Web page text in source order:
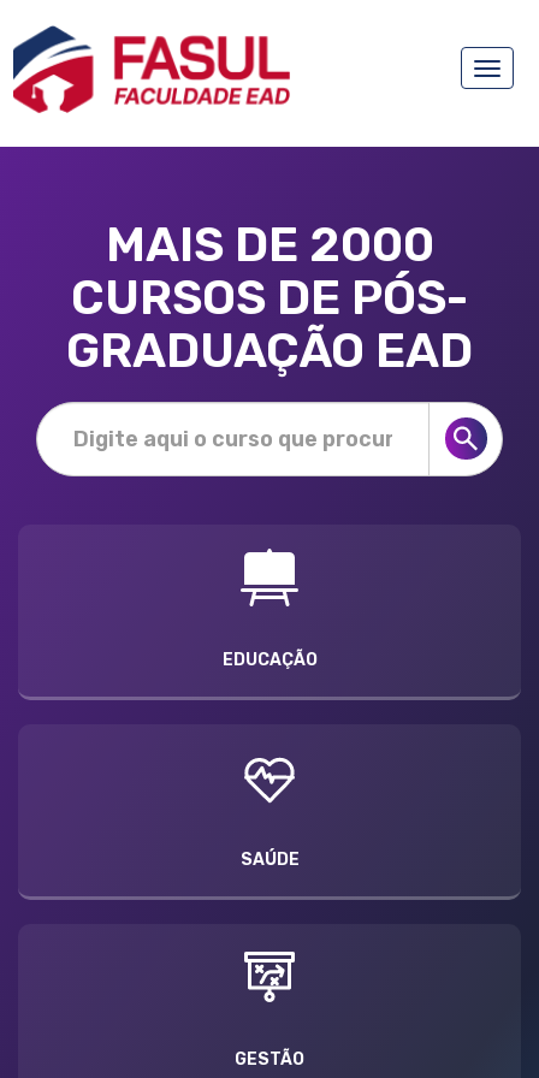
Toggle
MAIS DE 2000
CURSOS DE PÓS-
GRADUAÇÃO EAD
EDUCAÇÃO
SAÚDE
GESTÃO